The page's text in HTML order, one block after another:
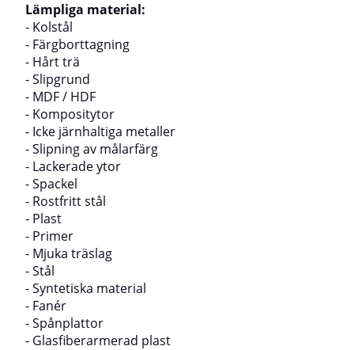
Lämpliga material:
- Kolstål
- Färgborttagning
- Hårt trä
- Slipgrund
- MDF / HDF
- Kompositytor
- Icke järnhaltiga metaller
- Slipning av målarfärg
- Lackerade ytor
- Spackel
- Rostfritt stål
- Plast
- Primer
- Mjuka träslag
- Stål
- Syntetiska material
- Fanér
- Spånplattor
- Glasfiberarmerad plast